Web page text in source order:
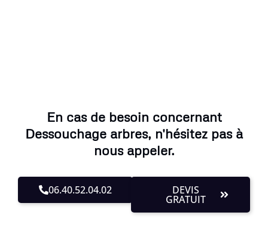
En cas de besoin concernant
Dessouchage arbres, n'hésitez pas à
nous appeler.
06.40.52.04.02 DEVIS
GRATUIT